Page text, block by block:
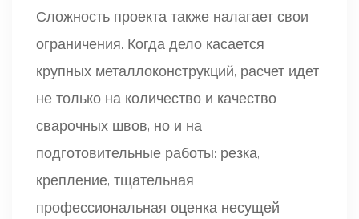
Сложность проекта также налагает свои
ограничения. Когда дело касается
крупных металлоконструкций, расчет идет
не только на количество и качество
сварочных швов, но и на
подготовительные работы: резка,
крепление, тщательная
профессиональная оценка несущей